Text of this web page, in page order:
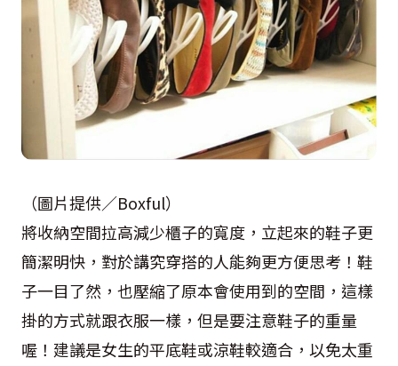
（圖片提供／Boxful）
將收納空間拉高減少櫃子的寬度，立起來的鞋子更
簡潔明快，對於講究穿搭的人能夠更方便思考！鞋
子一目了然，也壓縮了原本會使用到的空間，這樣
掛的方式就跟衣服一樣，但是要注意鞋子的重量
喔！建議是女生的平底鞋或涼鞋較適合，以免太重